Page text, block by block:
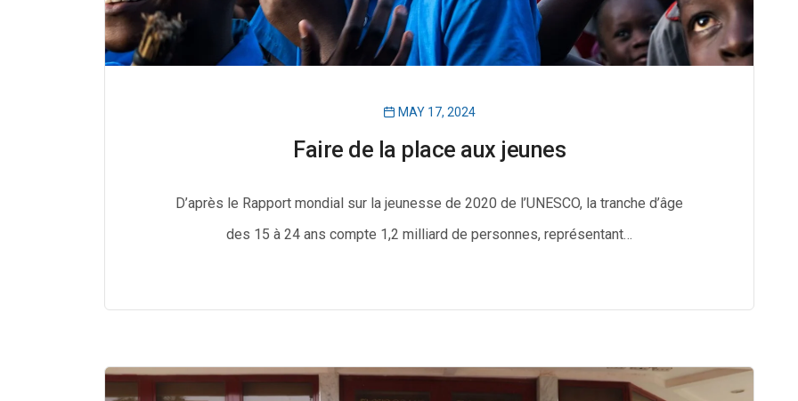
MAY 17, 2024
Faire de la place aux jeunes
D’après le Rapport mondial sur la jeunesse de 2020 de l’UNESCO, la tranche d’âge
des 15 à 24 ans compte 1,2 milliard de personnes, représentant…